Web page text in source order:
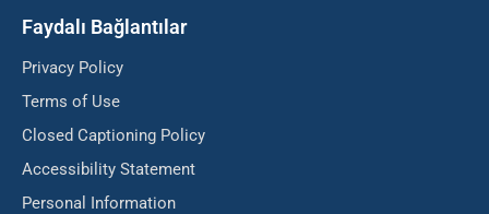
Faydalı Bağlantılar
Privacy Policy
Terms of Use
Closed Captioning Policy
Accessibility Statement
Personal Information